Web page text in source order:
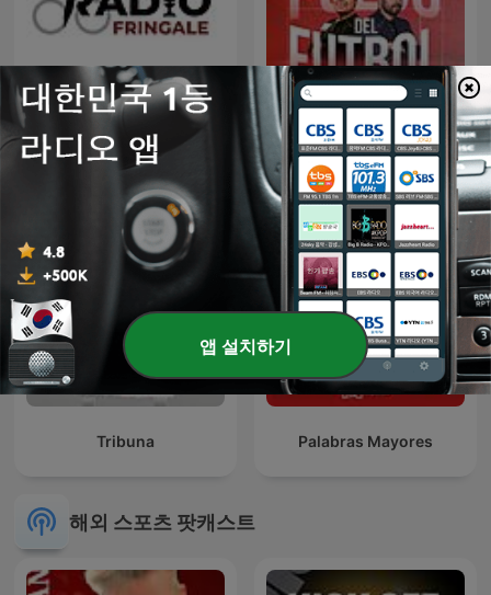
Radio Fringale El Pulso del Fútbol
Tribuna Palabras Mayores
해외 스포츠 팟캐스트
앱 설치하기